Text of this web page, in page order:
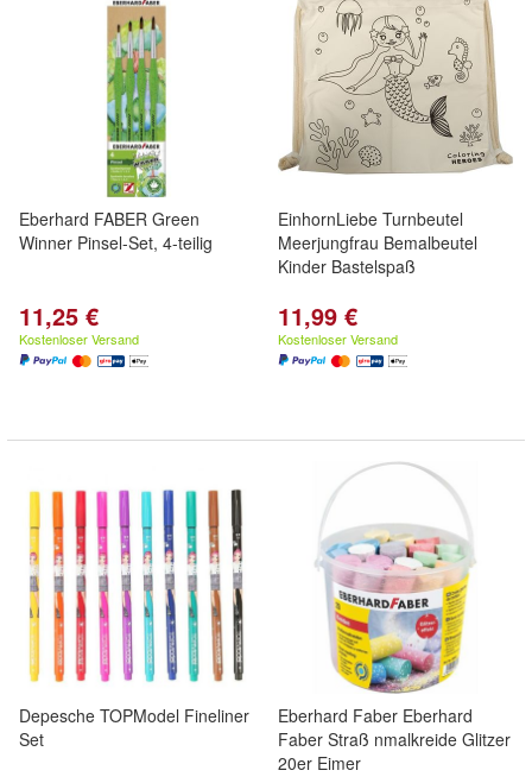
Eberhard FABER Green
Winner Pinsel-Set, 4-teilig
11,25 €
Kostenloser Versand
EinhornLiebe Turnbeutel
Meerjungfrau Bemalbeutel
Kinder Bastelspaß
11,99 €
Kostenloser Versand
Depesche TOPModel Fineliner
Set
Eberhard Faber Eberhard
Faber Straß nmalkreide Glitzer
20er Eimer